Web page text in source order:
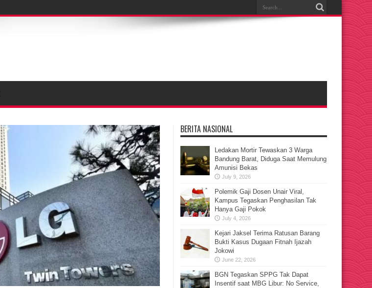
BERITA NASIONAL
Ledakan Mortir Tewaskan 3 Warga
Bandung Barat, Diduga Saat Memulung
Amunisi Bekas
July 9, 2026
Polemik Gaji Dosen Unair Viral,
Kampus Tegaskan Penghasilan Tak
Hanya Gaji Pokok
July 4, 2026
Kejari Jaksel Terima Ratusan Barang
Bukti Kasus Dugaan Fitnah Ijazah
Jokowi
June 22, 2026
BGN Tegaskan SPPG Tak Dapat
Insentif saat MBG Libur: No Service,